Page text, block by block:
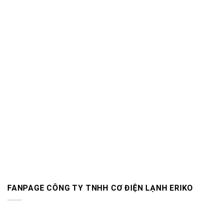
FANPAGE CÔNG TY TNHH CƠ ĐIỆN LẠNH ERIKO